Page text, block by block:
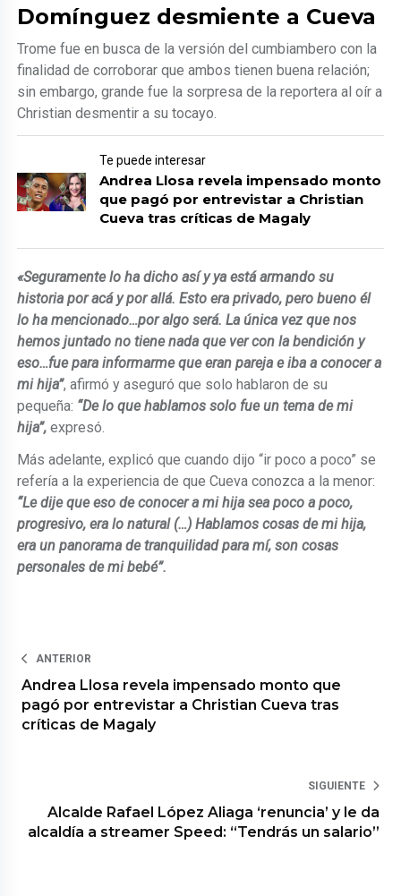
Domínguez desmiente a Cueva
Trome fue en busca de la versión del cumbiambero con la
finalidad de corroborar que ambos tienen buena relación;
sin embargo, grande fue la sorpresa de la reportera al oír a
Christian desmentir a su tocayo.
Te puede interesar
Andrea Llosa revela impensado monto
que pagó por entrevistar a Christian
Cueva tras críticas de Magaly
«Seguramente lo ha dicho así y ya está armando su
historia por acá y por allá. Esto era privado, pero bueno él
lo ha mencionado…por algo será. La única vez que nos
hemos juntado no tiene nada que ver con la bendición y
eso…fue para informarme que eran pareja e iba a conocer a
mi hija”, afirmó y aseguró que solo hablaron de su
pequeña: “De lo que hablamos solo fue un tema de mi
hija”,expresó.
Más adelante, explicó que cuando dijo “ir poco a poco” se
refería a la experiencia de que Cueva conozca a la menor:
“Le dije que eso de conocer a mi hija sea poco a poco,
progresivo, era lo natural (…) Hablamos cosas de mi hija,
era un panorama de tranquilidad para mí, son cosas
personales de mi bebé”.
ANTERIOR
Andrea Llosa revela impensado monto que
pagó por entrevistar a Christian Cueva tras
críticas de Magaly
SIGUIENTE
Alcalde Rafael López Aliaga ‘renuncia’ y le da
alcaldía a streamer Speed: “Tendrás un salario”